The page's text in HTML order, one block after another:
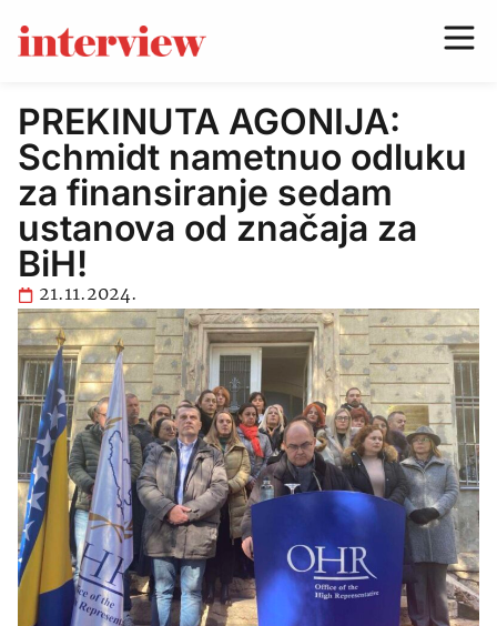
PREKINUTA AGONIJA:
Schmidt nametnuo odluku
za finansiranje sedam
ustanova od značaja za
BiH!
21.11.2024.